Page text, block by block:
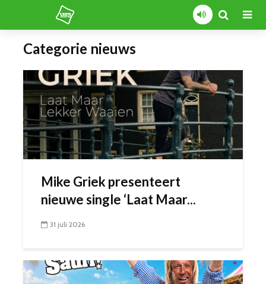
Categorie nieuws
Mike Griek presenteert
nieuwe single ‘Laat Maar...
31 juli 2026